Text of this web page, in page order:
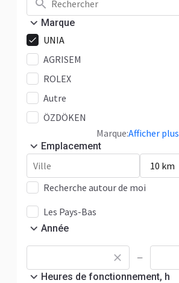
Marque
UNIA
AGRISEM
ROLEX
Autre
ÖZDÖKEN
Marque:Afficher plus
Emplacement
Recherche autour de moi
Les Pays-Bas
Année
—
Heures de fonctionnement, h